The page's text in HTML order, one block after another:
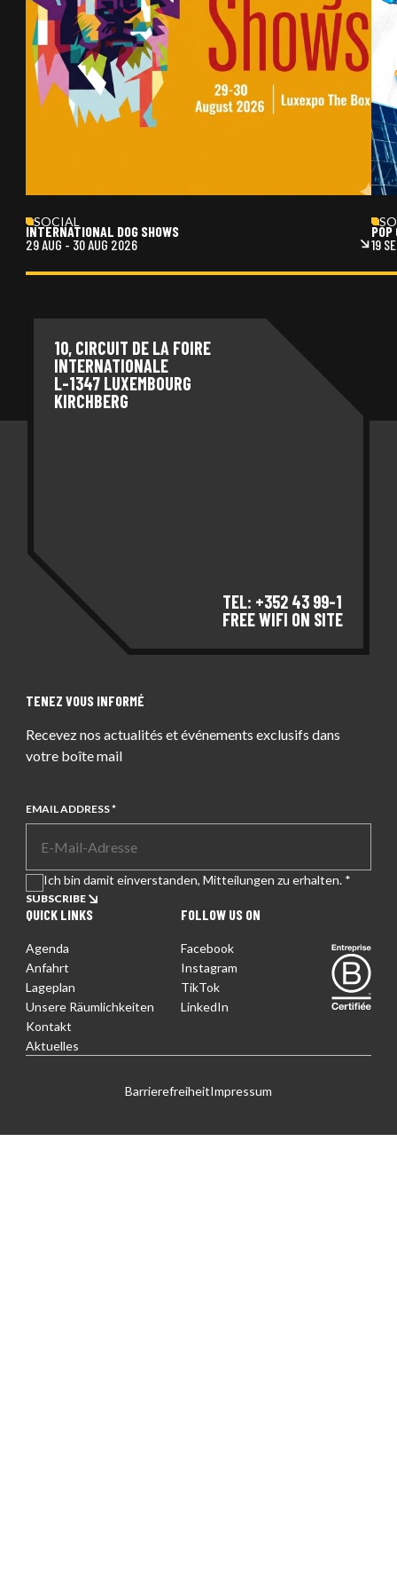
SOCIAL
INTERNATIONAL DOG SHOWS
29 AUG - 30 AUG 2026 19
10, CIRCUIT DE LA FOIRE
INTERNATIONALE
L-1347 LUXEMBOURG
KIRCHBERG
TEL: +352 43 99-1
FREE WIFI ON SITE
TENEZ VOUS INFORMÉ
Recevez nos actualités et événements exclusifs dans
votre boîte mail
EMAIL ADDRESS *
Ich bin damit einverstanden, Mitteilungen zu erhalten. *
SUBSCRIBE
QUICK LINKS
Agenda
Anfahrt
Lageplan
Unsere Räumlichkeiten
Kontakt
Aktuelles
FOLLOW US ON
Facebook
Instagram
TikTok
LinkedIn
BarrierefreiheitImpressum
Entreprise certifiée